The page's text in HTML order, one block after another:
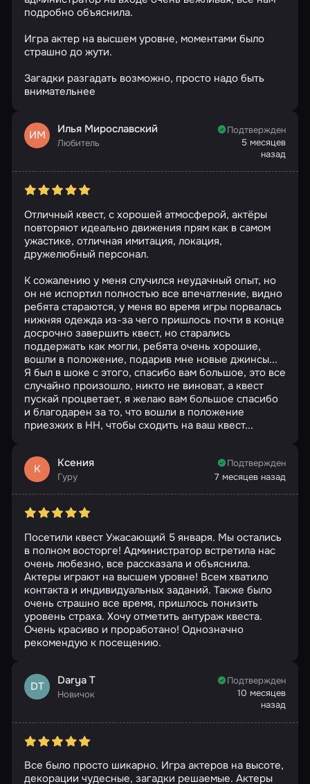
подробно объяснила.
Игра актер на высшем уровне, моментами было
страшно до жути.
Загадки разгадать возможно, просто надо быть
внимательнее
ИМ Илья Мирославский
Любитель
Подтвержден
5 месяцев
назад
Отличный квест, с хорошей атмосферой, актёры
повторяют идеально движения прям как в самом
ужастике, отличная имитация, локация,
дружелюбный персонал.
К сожалению у меня случился неудачный опыт, но
он не испортил полностью все впечатление, видно
ребята стараются, у меня во время игры порвалась
нижняя одежда из-за чего пришлось почти в конце
досрочно завершить квест, но старались
поддержать как могли, ребята очень хорошие,
вошли в положение, подарив мне новые джинсы...
Я был в шоке с этого, спасибо вам большое, это все
случайно произошло, никто не виноват, а квест
пускай процветает, я желаю вам большое спасибо
и благодарен за то, что вошли в положение
приезжих в НН, чтобы сходить на ваш квест...
К Ксения
Гуру
Подтвержден
7 месяцев назад
Посетили квест Ужасающий 5 января. Мы остались
в полном восторге! Администратор встретила нас
очень любезно, все рассказала и объяснила.
Актеры играют на высшем уровне! Всем хватило
контакта и индивидуальных заданий. Также было
очень страшно все время, пришлось понизить
уровень страха. Хочу отметить антураж квеста.
Очень красиво и проработано! Однозначно
рекомендую к посещению.
DT Darya T
Новичок
Подтвержден
10 месяцев
назад
Все было просто шикарно. Игра актеров на высоте,
декорации чудесные, загадки решаемые. Актеры